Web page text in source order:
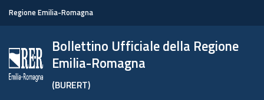
Regione Emilia-Romagna
Bollettino Ufficiale della Regione
Emilia-Romagna
(BURERT)